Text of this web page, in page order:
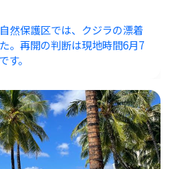
然保護区では、クジラの漂着
。再開の判断は現地時間6月7
す。